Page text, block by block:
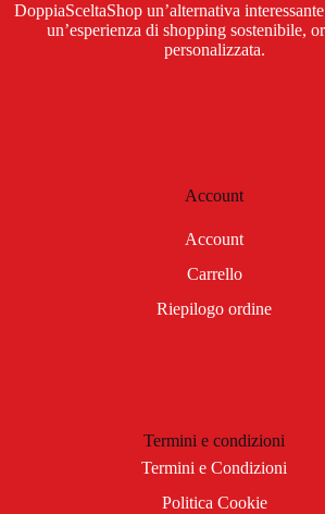
DoppiaSceltaShop un’alternativa
un’esperienza di shopping sostenibile,
personalizzata.
Account
Account
Carrello
Riepilogo ordine
Termini e condizioni
Termini e Condizioni
Politica Cookie